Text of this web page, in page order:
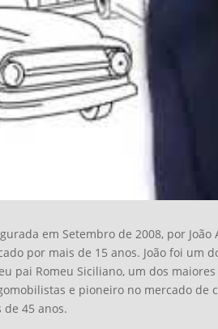
em Setembro de 2008, por
por mais de 15 anos. João foi um
pai Romeu Siciliano, um dos
e pioneiro no mercado de
de 45 anos.